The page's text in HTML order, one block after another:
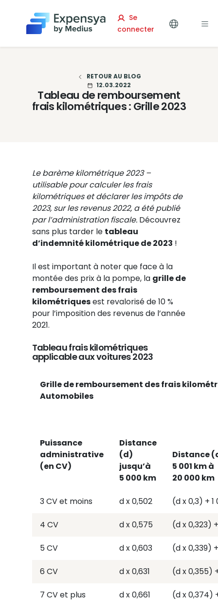
Expensya
Se
connecter
RETOUR AU BLOG
12.03.2022
Tableau de remboursement
frais kilométriques : Grille 2023
Le barème kilométrique 2023 –
utilisable pour calculer les frais
kilométriques et déclarer les impôts de
2023, sur les revenus 2022, a été publié
par l’administration fiscale. Découvrez
sans plus tarder le tableau
d’indemnité kilométrique de 2023 !
Il est important à noter que face à la
montée des prix à la pompe, la grille de
remboursement des frais
kilométriquesest revalorisé de 10 %
pour l’imposition des revenus de l’année
2021.
Tableau frais kilométriques
applicable aux voitures 2023
Grille de remboursement des frais
Automobiles
Puissance
administrative
(en CV)
Distance
(d)
jusqu’à
5 000 km
Distance
5 001 km à
20 000 km
3 CV et moins d x 0,502 (d x 0,3) + 1
4 CV d x 0,575 (d x 0,323)
5 CV d x 0,603 (d x 0,339)
6 CV d x 0,631 (d x 0,355)
7 CV et plus d x 0,661 (d x 0,374)